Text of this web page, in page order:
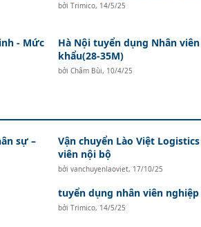
bởi Trimico, 14/5/25
- Mức
Hà Nội tuyển dụng Nhân
khẩu(28-35M)
bởi Châm Bùi, 10/4/25
sự –
Vận chuyển Lào Việt
viên nội bộ
bởi vanchuyenlaoviet, 17/10/25
tuyển dụng nhân viên nghiệp
bởi Trimico, 14/5/25